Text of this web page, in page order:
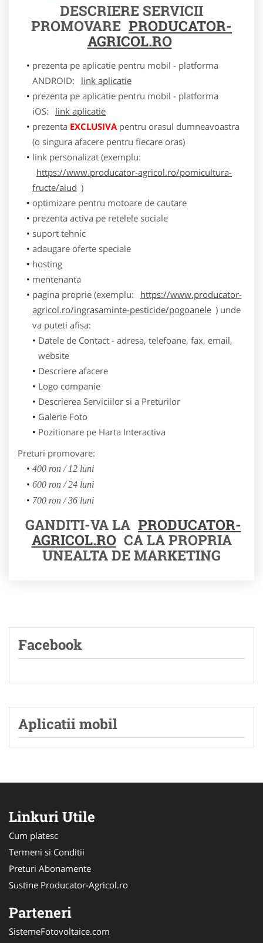
DESCRIERE SERVICII
PROMOVARE PRODUCATOR-
AGRICOL.RO
prezenta pe aplicatie pentru mobil - platforma
ANDROID:
link aplicatie
prezenta pe aplicatie pentru mobil - platforma
iOS:
link aplicatie
prezenta EXCLUSIVApentru orasul dumneavoastra
(o singura afacere pentru fiecare oras)
link personalizat (exemplu:
https://www.producator-agricol.ro/pomicultura-
fructe/aiud )
optimizare pentru motoare de cautare
prezenta activa pe retelele sociale
suport tehnic
adaugare oferte speciale
hosting
mentenanta
pagina proprie (exemplu:
https://www.producator-
agricol.ro/ingrasaminte-pesticide/pogoanele ) unde
va puteti afisa:
Datele de Contact - adresa, telefoane, fax, email,
website
Descriere afacere
Logo companie
Descrierea Serviciilor si a Preturilor
Galerie Foto
Pozitionare pe Harta Interactiva
Preturi promovare:
400 ron / 12 luni
600 ron / 24 luni
700 ron / 36 luni
GANDITI-VA LA PRODUCATOR-
AGRICOL.RO CA LA PROPRIA
UNEALTA DE MARKETING
Facebook
Aplicatii mobil
Linkuri Utile
Cum platesc
Termeni si Conditii
Preturi Abonamente
Sustine Producator-Agricol.ro
Parteneri
SistemeFotovoltaice.com